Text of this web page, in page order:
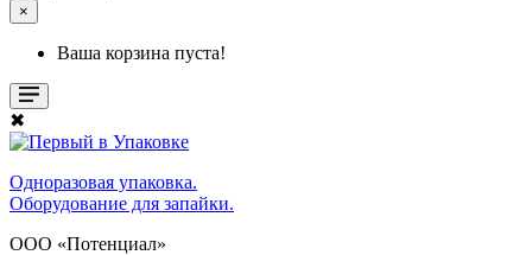
×
Ваша корзина пуста!
✖
Одноразовая упаковка.
Оборудование для запайки.
ООО «Потенциал»